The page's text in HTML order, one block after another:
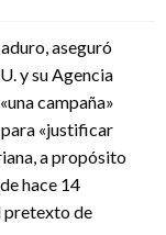
aseguró
y su Agencia
campaña»
«justificar
a propósito
hace 14
pretexto de